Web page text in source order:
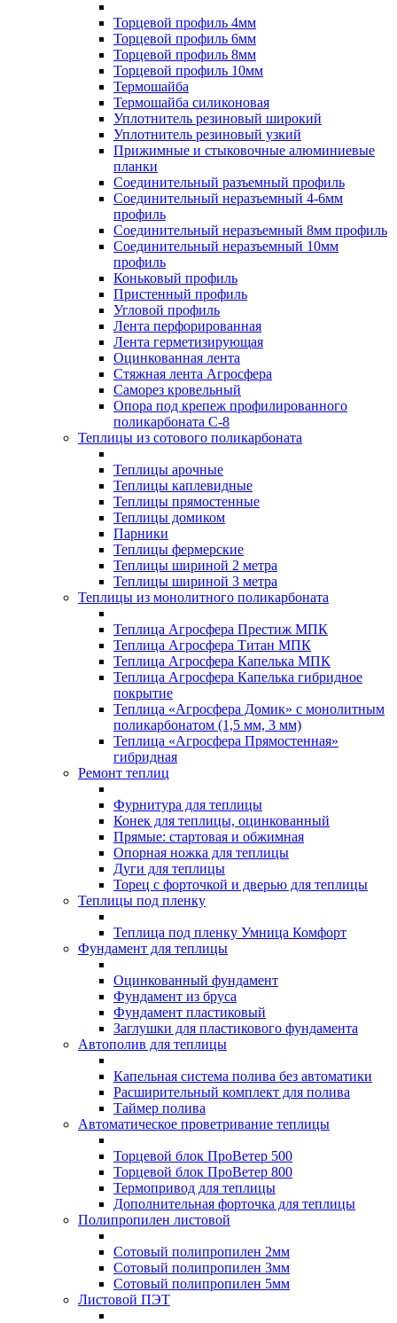
Торцевой профиль 4мм
Торцевой профиль 6мм
Торцевой профиль 8мм
Торцевой профиль 10мм
Термошайба
Термошайба силиконовая
Уплотнитель резиновый широкий
Уплотнитель резиновый узкий
Прижимные и стыковочные алюминиевые
планки
Соединительный разъемный профиль
Соединительный неразъемный 4-6мм
профиль
Соединительный неразъемный 8мм профиль
Соединительный неразъемный 10мм
профиль
Коньковый профиль
Пристенный профиль
Угловой профиль
Лента перфорированная
Лента герметизирующая
Оцинкованная лента
Стяжная лента Агросфера
Саморез кровельный
Опора под крепеж профилированного
поликарбоната С-8
Теплицы из сотового поликарбоната
Теплицы арочные
Теплицы каплевидные
Теплицы прямостенные
Теплицы домиком
Парники
Теплицы фермерские
Теплицы шириной 2 метра
Теплицы шириной 3 метра
Теплицы из монолитного поликарбоната
Теплица Агросфера Престиж МПК
Теплица Агросфера Титан МПК
Теплица Агросфера Капелька МПК
Теплица Агросфера Капелька гибридное
покрытие
Теплица «Агросфера Домик» с монолитным
поликарбонатом (1,5 мм, 3 мм)
Теплица «Агросфера Прямостенная»
гибридная
Ремонт теплиц
Фурнитура для теплицы
Конек для теплицы, оцинкованный
Прямые: стартовая и обжимная
Опорная ножка для теплицы
Дуги для теплицы
Торец с форточкой и дверью для теплицы
Теплицы под пленку
Теплица под пленку Умница Комфорт
Фундамент для теплицы
Оцинкованный фундамент
Фундамент из бруса
Фундамент пластиковый
Заглушки для пластикового фундамента
Автополив для теплицы
Капельная система полива без автоматики
Расширительный комплект для полива
Таймер полива
Автоматическое проветривание теплицы
Торцевой блок ПроВетер 500
Торцевой блок ПроВетер 800
Термопривод для теплицы
Дополнительная форточка для теплицы
Полипропилен листовой
Сотовый полипропилен 2мм
Сотовый полипропилен 3мм
Сотовый полипропилен 5мм
Листовой ПЭТ